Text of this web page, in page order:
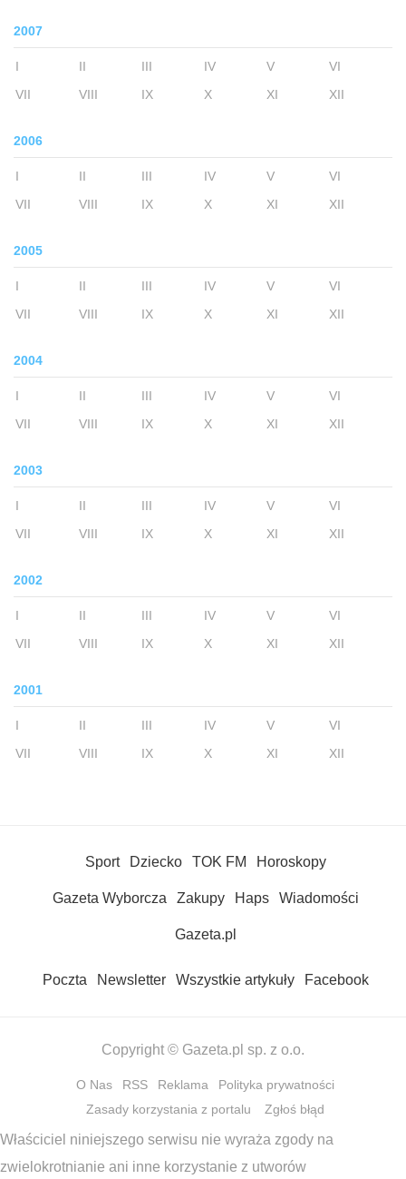
2007
I II III IV V
VI
VII
VIII IX X XI XII
2006
I II III IV V
VI
VII
VIII IX X XI XII
2005
I II III IV V
VI
VII
VIII IX X XI XII
2004
I II III IV V
VI
VII
VIII IX X XI XII
2003
I II III IV V
VI
VII
VIII IX X XI XII
2002
I II III IV V
VI
VII
VIII IX X XI XII
2001
I II III IV V
VI
VII
VIII IX X XI XII
Sport Dziecko TOK FM Horoskopy
Gazeta Wyborcza Zakupy Haps Wiadomości
Gazeta.pl
Poczta Newsletter Wszystkie artykuły Facebook
Copyright © Gazeta.pl sp. z o.o.
O Nas RSS Reklama
Polityka prywatności
Zasady korzystania z portalu
Zgłoś błąd
Właściciel niniejszego serwisu nie wyraża zgody na
zwielokrotnianie ani inne korzystanie z utworów